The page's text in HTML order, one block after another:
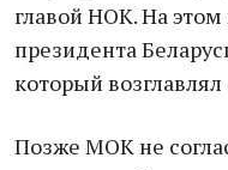
главой НОК. На
президента
который
Позже МОК не